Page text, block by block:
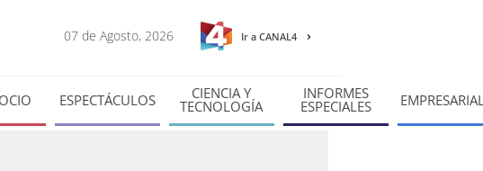
07 de Agosto, 2026 Ir a CANAL4
ESPECTÁCULOS CIENCIA Y
TECNOLOGÍA
INFORMES
ESPECIALES